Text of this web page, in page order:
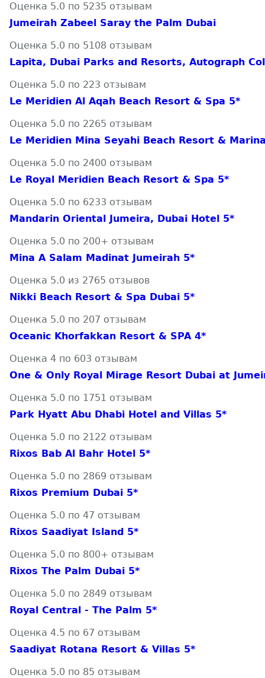
Оценка 5.0 по 5235 отзывам
Jumeirah Zabeel Saray the Palm Dubai
Оценка 5.0 по 5108 отзывам
Lapita, Dubai Parks and Resorts, Autograph
Оценка 5.0 по 223 отзывам
Le Meridien Al Aqah Beach Resort & Spa 5*
Оценка 5.0 по 2265 отзывам
Le Meridien Mina Seyahi Beach Resort &
Оценка 5.0 по 2400 отзывам
Le Royal Meridien Beach Resort & Spa 5*
Оценка 5.0 по 6233 отзывам
Mandarin Oriental Jumeira, Dubai Hotel 5*
Оценка 5.0 по 200+ отзывам
Mina A Salam Madinat Jumeirah 5*
Оценка 5.0 из 2765 отзывов
Nikki Beach Resort & Spa Dubai 5*
Оценка 5.0 по 207 отзывам
Oceanic Khorfakkan Resort & SPA 4*
Оценка 4 по 603 отзывам
One & Only Royal Mirage Resort Dubai at
Оценка 5.0 по 1751 отзывам
Park Hyatt Abu Dhabi Hotel and Villas 5*
Оценка 5.0 по 2122 отзывам
Rixos Bab Al Bahr Hotel 5*
Оценка 5.0 по 2869 отзывам
Rixos Premium Dubai 5*
Оценка 5.0 по 47 отзывам
Rixos Saadiyat Island 5*
Оценка 5.0 по 800+ отзывам
Rixos The Palm Dubai 5*
Оценка 5.0 по 2849 отзывам
Royal Central - The Palm 5*
Оценка 4.5 по 67 отзывам
Saadiyat Rotana Resort & Villas 5*
Оценка 5.0 по 85 отзывам